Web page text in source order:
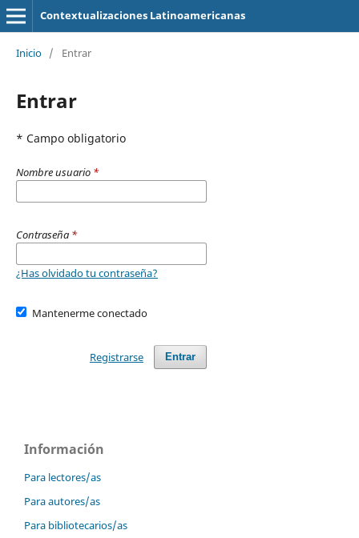
Contextualizaciones Latinoamericanas
Inicio / Entrar
Entrar
* Campo obligatorio
Nombre usuario *
Contraseña *
¿Has olvidado tu contraseña?
Mantenerme conectado
Entrar
Registrarse
Información
Para lectores/as
Para autores/as
Para bibliotecarios/as